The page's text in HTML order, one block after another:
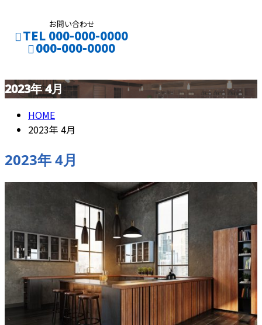
お問い合わせ
TEL 000-000-0000
000-000-0000
CONTACT
2023年 4月
HOME
2023年 4月
2023年 4月